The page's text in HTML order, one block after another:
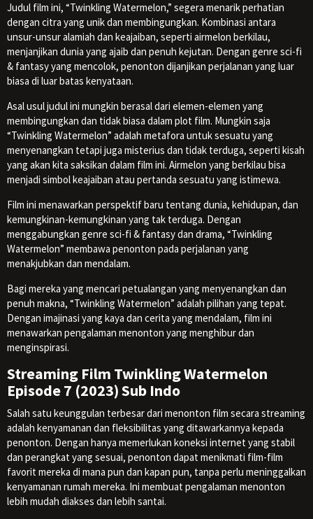
Judul film ini, “Twinkling Watermelon,” segera menarik perhatian
dengan citra yang unik dan membingungkan. Kombinasi antara
unsur-unsur alamiah dan keajaiban, seperti airmelon berkilau,
menjanjikan dunia yang ajaib dan penuh kejutan. Dengan genre sci-fi
& fantasy yang mencolok, penonton dijanjikan perjalanan yang luar
biasa di luar batas kenyataan.
Asal usul judul ini mungkin berasal dari elemen-elemen yang
membingungkan dan tidak biasa dalam plot film. Mungkin saja
“Twinkling Watermelon” adalah metafora untuk sesuatu yang
menyenangkan tetapi juga misterius dan tidak terduga, seperti kisah
yang akan kita saksikan dalam film ini. Airmelon yang berkilau bisa
menjadi simbol keajaiban atau pertanda sesuatu yang istimewa.
Film ini menawarkan perspektif baru tentang dunia, kehidupan, dan
kemungkinan-kemungkinan yang tak terduga. Dengan
menggabungkan genre sci-fi & fantasy dan drama, “Twinkling
Watermelon” membawa penonton pada perjalanan yang
menakjubkan dan mendalam.
Bagi mereka yang mencari petualangan yang menyenangkan dan
penuh makna, “Twinkling Watermelon” adalah pilihan yang tepat.
Dengan imajinasi yang kaya dan cerita yang mendalam, film ini
menawarkan pengalaman menonton yang menghibur dan
menginspirasi.
Streaming Film Twinkling Watermelon
Episode 7 (2023) Sub Indo
Salah satu keunggulan terbesar dari menonton film secara streaming
adalah kenyamanan dan fleksibilitas yang ditawarkannya kepada
penonton. Dengan hanya memerlukan koneksi internet yang stabil
dan perangkat yang sesuai, penonton dapat menikmati film-film
favorit mereka di mana pun dan kapan pun, tanpa perlu meninggalkan
kenyamanan rumah mereka. Ini membuat pengalaman menonton
lebih mudah diakses dan lebih santai.